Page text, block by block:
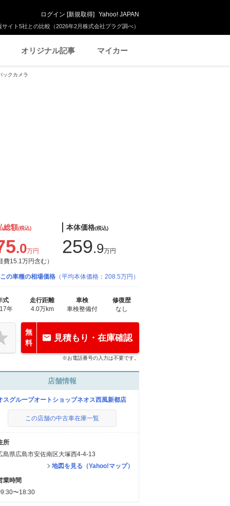
イト5社との比較（2026年2月株式会社プラグ調べ）
ログイン [新規取得] Yahoo! JAPAN
オリジナル記事 マイカー
ックカメラ
総額(税込)
.0万円
費15.1万円含む）
本体価格(税込)
259.9万円
この車種の相場価格 （平均本体価格：208.5万円）
式
年
走行距離
4.0万km
車検
車検整備付
修復歴
なし
無
料
見積もり・在庫確認
※お電話番号の入力は不要です。
店舗情報
スグループオートショップネオス西風新都店
この店舗の中古車在庫一覧
所
島県広島市安佐南区大塚西4-4-13
地図を見る（Yahoo!マップ）
業時間
〜18:30